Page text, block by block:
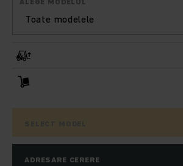
Toate modelele
ADRESARE CERERE